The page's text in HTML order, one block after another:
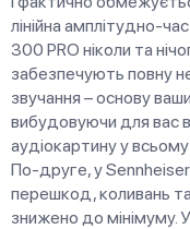
лінійна амплітудно-
300 PRO ніколи та
забезпечують повну
звучання – основу
вибудовуючи для вас
аудіокартину у
По-друге, у Sennheiser
перешкод, коливань
знижено до мінімуму.